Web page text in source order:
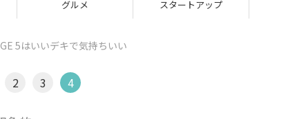
グルメ スタートアップ
5はいいデキで気持ちいい
2 3 4